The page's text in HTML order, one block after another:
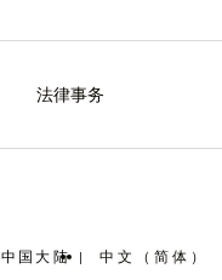
法律事务
中国大陆 |